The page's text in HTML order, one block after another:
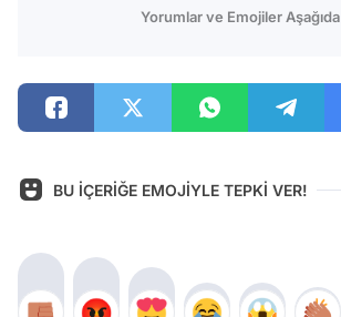
Yorumlar ve Emojiler Aşağıda
BU İÇERİĞE EMOJİYLE TEPKİ VER!